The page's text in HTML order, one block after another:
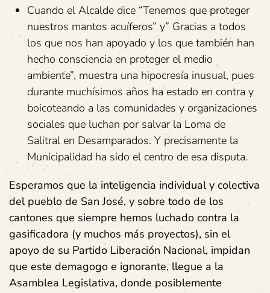
Cuando el Alcalde dice “Tenemos que proteger
nuestros mantos acuíferos” y” Gracias a todos
los que nos han apoyado y los que también han
hecho consciencia en proteger el medio
ambiente”, muestra una hipocresía inusual, pues
durante muchísimos años ha estado en contra y
boicoteando a las comunidades y organizaciones
sociales que luchan por salvar la Loma de
Salitral en Desamparados. Y precisamente la
Municipalidad ha sido el centro de esa disputa.
Esperamos que la inteligencia individual y colectiva
del pueblo de San José, y sobre todo de los
cantones que siempre hemos luchado contra la
gasificadora (y muchos más proyectos), sin el
apoyo de su Partido Liberación Nacional, impidan
que este demagogo e ignorante, llegue a la
Asamblea Legislativa, donde posiblemente